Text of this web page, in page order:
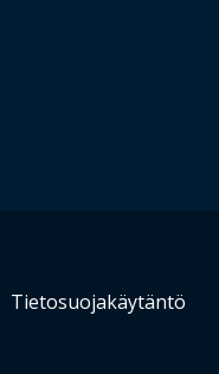
Tietosuojakäytäntö